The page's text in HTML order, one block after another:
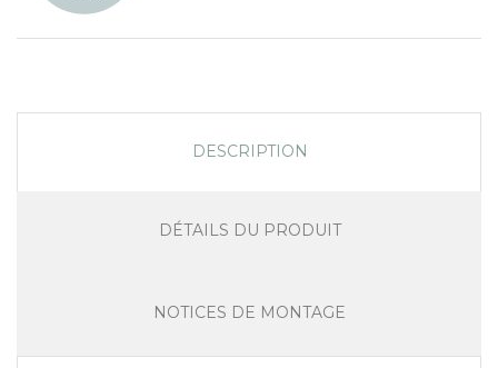
DESCRIPTION
DÉTAILS DU PRODUIT
NOTICES DE MONTAGE